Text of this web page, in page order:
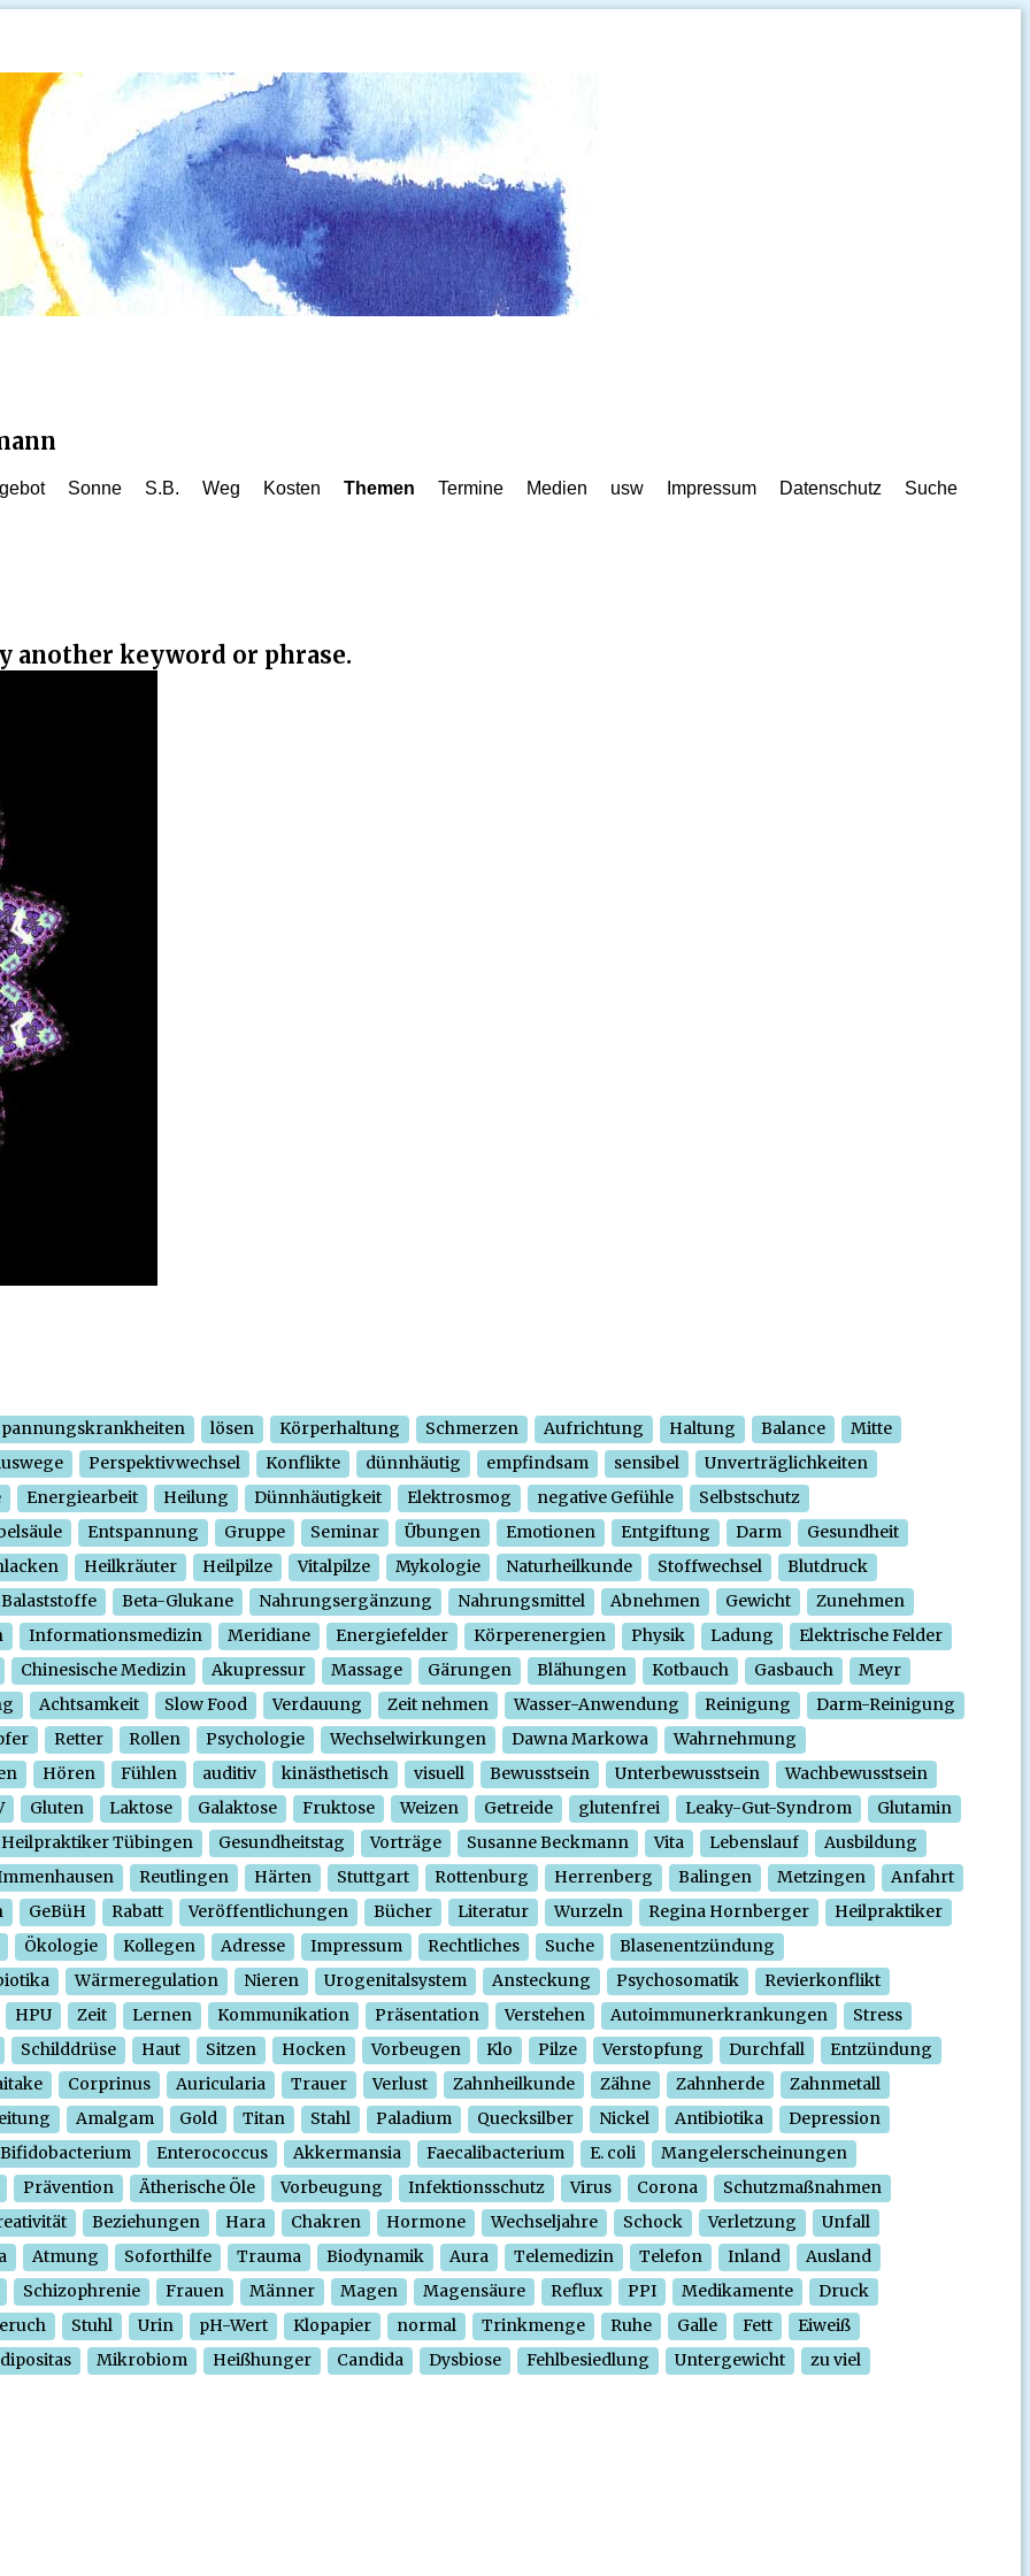
Sonne S.B. Weg Kosten Themen Termine Medien usw Impressum Datenschutz Suche
another keyword or phrase.
lösen Körperhaltung Schmerzen Aufrichtung Haltung Balance
Mitte
Perspektivwechsel Konflikte dünnhäutig empfindsam sensibel
Unverträglichkeiten
Energiearbeit Heilung Dünnhäutigkeit Elektrosmog negative Gefühle
Selbstschutz
Entspannung Gruppe Seminar Übungen Emotionen Entgiftung Darm
Gesundheit
Heilkräuter Heilpilze Vitalpilze Mykologie Naturheilkunde Stoffwechsel
Blutdruck
Balaststoffe
Beta-Glukane Nahrungsergänzung Nahrungsmittel Abnehmen Gewicht
Zunehmen
Informationsmedizin Meridiane Energiefelder Körperenergien Physik Ladung
Elektrische Felder
Chinesische Medizin
Akupressur Massage Gärungen Blähungen Kotbauch Gasbauch
Meyr
Achtsamkeit Slow Food Verdauung Zeit nehmen Wasser-Anwendung Reinigung
Darm-Reinigung
Retter Rollen Psychologie Wechselwirkungen Dawna Markowa
Wahrnehmung
Hören Fühlen auditiv kinästhetisch visuell Bewusstsein Unterbewusstsein
Wachbewusstsein
Gluten Laktose Galaktose Fruktose Weizen Getreide glutenfrei Leaky-Gut-Syndrom
Glutamin
Heilpraktiker Tübingen
Gesundheitstag Vorträge Susanne Beckmann Vita Lebenslauf
Ausbildung
Reutlingen Härten Stuttgart Rottenburg Herrenberg Balingen Metzingen
Anfahrt
GeBüH Rabatt Veröffentlichungen Bücher Literatur Wurzeln Regina Hornberger
Heilpraktiker
Ökologie
Kollegen Adresse Impressum Rechtliches Suche
Blasenentzündung
Wärmeregulation Nieren Urogenitalsystem Ansteckung Psychosomatik
Revierkonflikt
HPU
Zeit Lernen Kommunikation Präsentation Verstehen Autoimmunerkrankungen
Stress
Schilddrüse
Haut Sitzen Hocken Vorbeugen Klo Pilze Verstopfung Durchfall
Entzündung
Corprinus Auricularia Trauer Verlust Zahnheilkunde Zähne Zahnherde
Zahnmetall
Amalgam Gold Titan Stahl Paladium Quecksilber Nickel Antibiotika
Depression
Bifidobacterium
Enterococcus Akkermansia Faecalibacterium E. coli
Mangelerscheinungen
Prävention
Ätherische Öle Vorbeugung Infektionsschutz Virus Corona
Schutzmaßnahmen
Beziehungen Hara Chakren Hormone Wechseljahre Schock Verletzung
Unfall
Atmung Soforthilfe Trauma Biodynamik Aura Telemedizin Telefon Inland
Ausland
Schizophrenie
Frauen Männer Magen Magensäure Reflux PPI Medikamente
Druck
Stuhl Urin pH-Wert Klopapier normal Trinkmenge Ruhe Galle Fett
Eiweiß
Mikrobiom Heißhunger Candida Dysbiose Fehlbesiedlung Untergewicht zu viel